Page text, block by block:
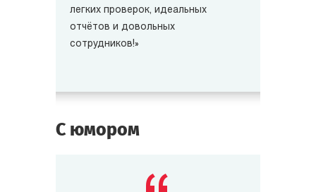
легких проверок, идеальных
отчётов и довольных
сотрудников!»
С юмором